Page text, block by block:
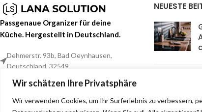
Wir schätzen Ihre Privatsphäre
Wir verwenden Cookies, um Ihr Surferlebnis zu verbessern,
Passgenaue Organizer für deine
Küche. Hergestellt in Deutschland.
Dehmerstr. 93b, Bad Oeynhausen,
Deutschland, 32549
info@lana-solution.de
NEUESTE